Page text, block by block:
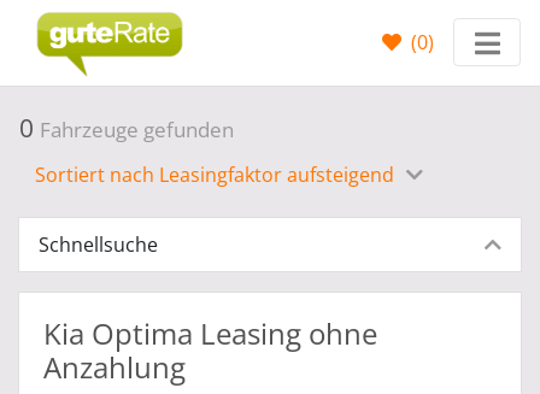
(0)
0 Fahrzeuge gefunden
Sortiert nach Leasingfaktor aufsteigend
Schnellsuche
Kia Optima Leasing ohne
Anzahlung